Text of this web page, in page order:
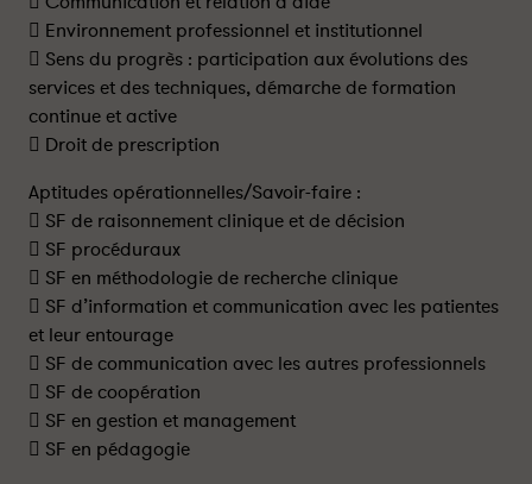
 Environnement professionnel et institutionnel
 Sens du progrès : participation aux évolutions des
services et des techniques, démarche de formation
continue et active
 Droit de prescription
Aptitudes opérationnelles/Savoir-faire :
 SF de raisonnement clinique et de décision
 SF procéduraux
 SF en méthodologie de recherche clinique
 SF d’information et communication avec les patientes
et leur entourage
 SF de communication avec les autres professionnels
 SF de coopération
 SF en gestion et management
 SF en pédagogie